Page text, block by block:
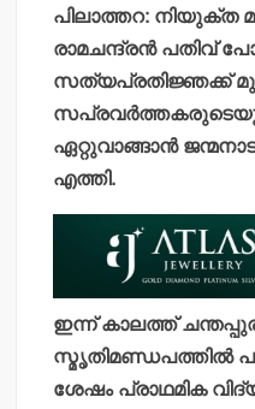
പിലാത്തറ: നിയുക്ത
രാമചന്ദ്രന്‍ പതിവ്
സത്യപ്രതിജ്ഞക്ക്
ഏറ്റുവാങ്ങാന്‍
എത്തി.
ഇന്ന് കാലത്ത്
സ്മൃതിമണ്ഡപത്തില്‍
ശേഷം പ്രാഥമിക